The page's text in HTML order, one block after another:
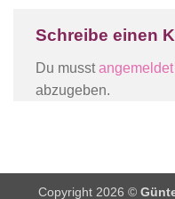
Schreibe einen
Du musstangemeldet
abzugeben.
Copyright 2026 ©